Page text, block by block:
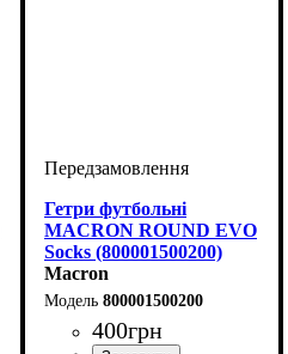
Гетри футбольні
MACRON ROUND EVO
Socks (800001500200)
Macron
800001500200
400грн